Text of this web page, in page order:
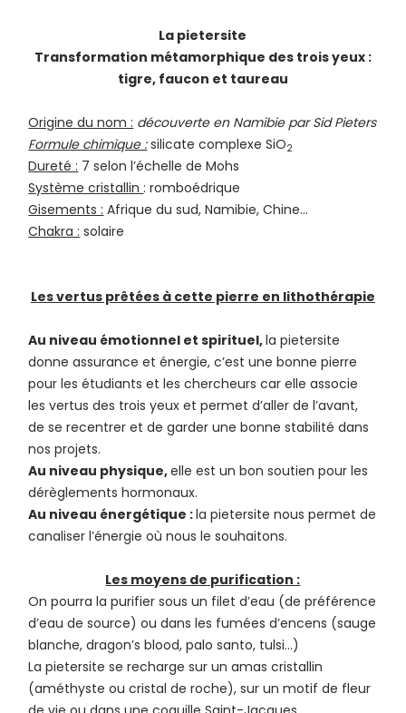
La pietersite
Transformation métamorphique des trois yeux :
tigre, faucon et taureau
Origine du nom : découverte en Namibie par Sid Pieters
Formule chimique :silicate complexe SiO2
Dureté : 7 selon l’échelle de Mohs
Système cristallin : romboédrique
Gisements : Afrique du sud, Namibie, Chine…
Chakra : solaire
Les vertus prêtées à cette pierre en lithothérapie
Au niveau émotionnel et spirituel,la pietersite
donne assurance et énergie, c’est une bonne pierre
pour les étudiants et les chercheurs car elle associe
les vertus des trois yeux et permet d’aller de l’avant,
de se recentrer et de garder une bonne stabilité dans
nos projets.
Au niveau physique,elle est un bon soutien pour les
dérèglements hormonaux.
Au niveau énergétique :la pietersite nous permet de
canaliser l’énergie où nous le souhaitons.
Les moyens de purification :
On pourra la purifier sous un filet d’eau (de préférence
d’eau de source) ou dans les fumées d’encens (sauge
blanche, dragon’s blood, palo santo, tulsi…)
La pietersite se recharge sur un amas cristallin
(améthyste ou cristal de roche), sur un motif de fleur